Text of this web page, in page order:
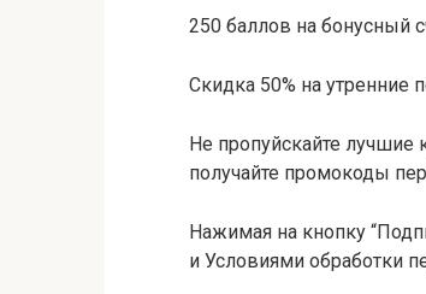
250 баллов на бонусный
Скидка 50% на утренние
Не пропуйскайте лучшие
получайте промокоды
Нажимая на кнопку
и Условиями обработки